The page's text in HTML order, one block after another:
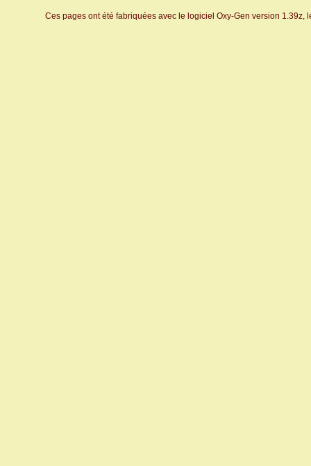
Ces pages ont été fabriquées avec le logiciel Oxy-Gen version 1.39z,